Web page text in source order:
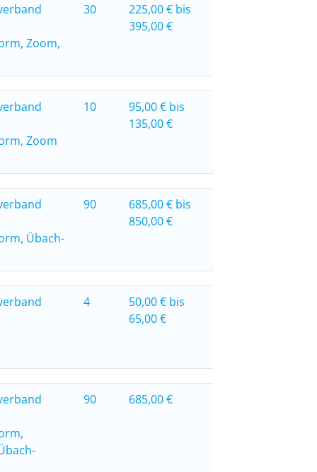
Zoom,
30
225,00 € bis
395,00 €
Zoom
10
95,00 € bis
135,00 €
Übach-
90
685,00 € bis
850,00 €
4
50,00 € bis
65,00 €
90 685,00 €